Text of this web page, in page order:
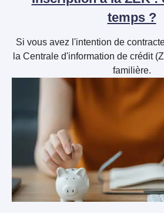
temps ?
Si vous avez l'intention de
la Centrale d'information de crédit
familière.